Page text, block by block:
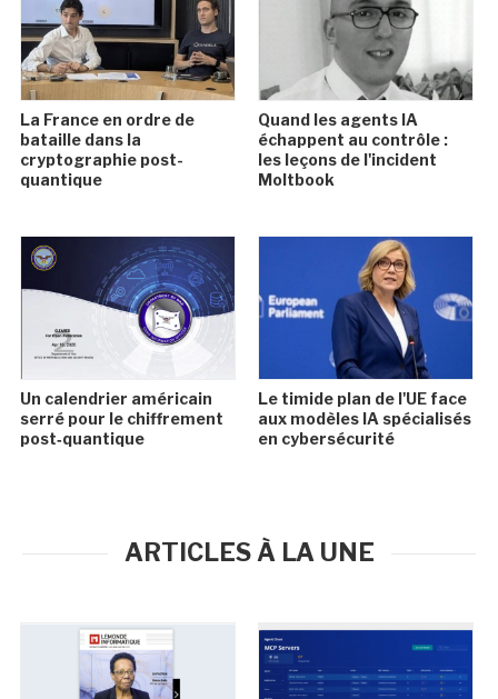
La France en ordre de
bataille dans la
cryptographie post-
quantique
Quand les agents IA
échappent au contrôle :
les leçons de l'incident
Moltbook
Un calendrier américain
serré pour le chiffrement
post‑quantique
Le timide plan de l'UE face
aux modèles IA spécialisés
en cybersécurité
ARTICLES À LA UNE